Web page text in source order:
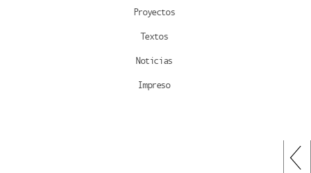
Proyectos
Textos
Noticias
Impreso